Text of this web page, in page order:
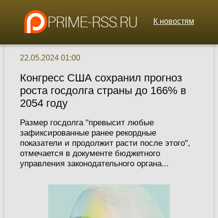
К новостям
22.05.2024 01:00
Конгресс США сохранил прогноз
роста госдолга страны до 166% в
2054 году
Размер госдолга "превысит любые
зафиксированные ранее рекордные
показатели и продолжит расти после этого",
отмечается в документе бюджетного
управления законодательного органа...